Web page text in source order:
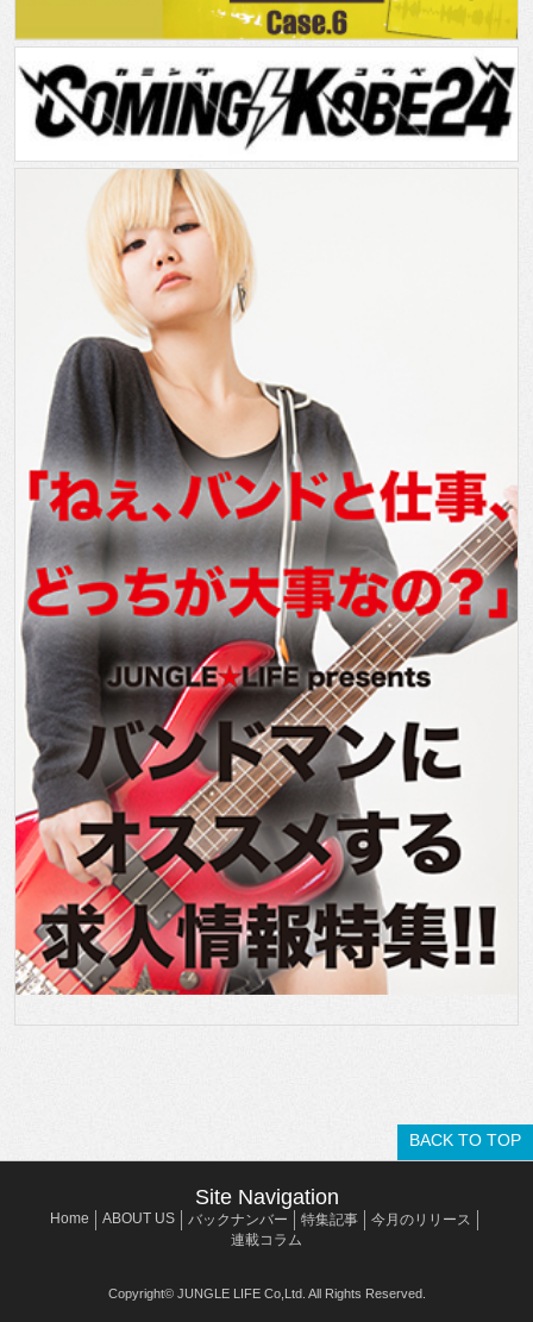
BACK TO TOP
Site Navigation
Home ABOUT US バックナンバー 特集記事
今月のリリース
連載コラム
Copyright© JUNGLE LIFE Co,Ltd. All Rights Reserved.